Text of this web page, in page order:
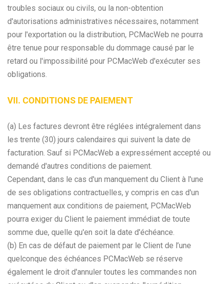
troubles sociaux ou civils, ou la non-obtention
d'autorisations administratives nécessaires, notamment
pour l'exportation ou la distribution, PCMacWeb ne pourra
être tenue pour responsable du dommage causé par le
retard ou l'impossibilité pour PCMacWeb d'exécuter ses
obligations.
VII. CONDITIONS DE PAIEMENT
(a) Les factures devront être réglées intégralement dans
les trente (30) jours calendaires qui suivent la date de
facturation. Sauf si PCMacWeb a expressément accepté ou
demandé d'autres conditions de paiement.
Cependant, dans le cas d'un manquement du Client à l'une
de ses obligations contractuelles, y compris en cas d'un
manquement aux conditions de paiement, PCMacWeb
pourra exiger du Client le paiement immédiat de toute
somme due, quelle qu'en soit la date d'échéance.
(b) En cas de défaut de paiement par le Client de l’une
quelconque des échéances PCMacWeb se réserve
également le droit d'annuler toutes les commandes non